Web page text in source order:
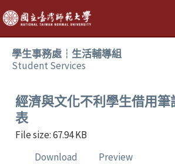
跳
至
主
學生事務處┆生活輔導組
Student Services
經濟與文化不利學生借用筆
表
File size: 67.94 KB
Download
Preview